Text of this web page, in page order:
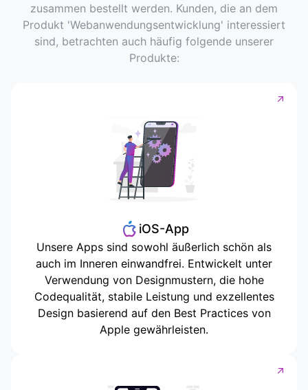
zusammen bestellt werden. Kunden, die an dem
Produkt 'Webanwendungsentwicklung' interessiert
sind, betrachten auch häufig folgende unserer
Produkte:
iOS-App
Unsere Apps sind sowohl äußerlich schön als
auch im Inneren einwandfrei. Entwickelt unter
Verwendung von Designmustern, die hohe
Codequalität, stabile Leistung und exzellentes
Design basierend auf den Best Practices von
Apple gewährleisten.